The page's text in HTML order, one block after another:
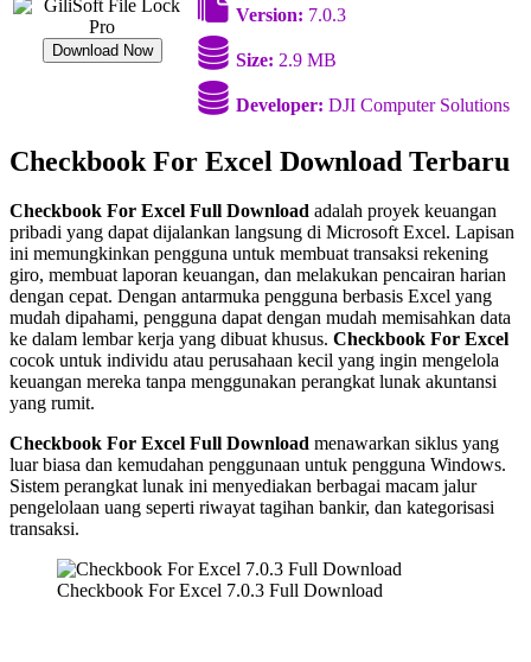
Download Now
Version: 7.0.3
Size: 2.9 MB
Developer: DJI Computer Solutions
Checkbook For Excel Download Terbaru
Checkbook For Excel Full Download adalah proyek keuangan
pribadi yang dapat dijalankan langsung di Microsoft Excel. Lapisan
ini memungkinkan pengguna untuk membuat transaksi rekening
giro, membuat laporan keuangan, dan melakukan pencairan harian
dengan cepat. Dengan antarmuka pengguna berbasis Excel yang
mudah dipahami, pengguna dapat dengan mudah memisahkan data
ke dalam lembar kerja yang dibuat khusus. Checkbook For Excel
cocok untuk individu atau perusahaan kecil yang ingin mengelola
keuangan mereka tanpa menggunakan perangkat lunak akuntansi
yang rumit.
Checkbook For Excel Full Download menawarkan siklus yang
luar biasa dan kemudahan penggunaan untuk pengguna Windows.
Sistem perangkat lunak ini menyediakan berbagai macam jalur
pengelolaan uang seperti riwayat tagihan bankir, dan kategorisasi
transaksi.
Checkbook For Excel 7.0.3 Full Download